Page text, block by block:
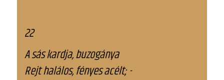
22
A sás kardja, buzogánya
Rejt halálos, fényes acélt; -